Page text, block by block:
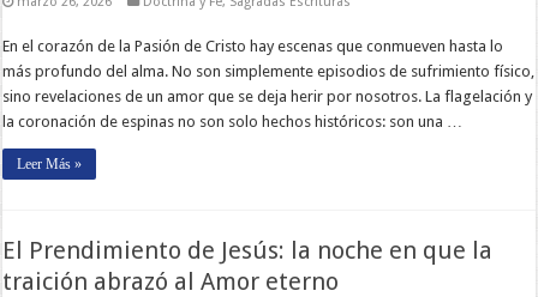
En el corazón de la Pasión de Cristo hay escenas que conmueven hasta lo
más profundo del alma. No son simplemente episodios de sufrimiento físico,
sino revelaciones de un amor que se deja herir por nosotros. La flagelación y
la coronación de espinas no son solo hechos históricos: son una …
Leer Más »
El Prendimiento de Jesús: la noche en que la
traición abrazó al Amor eterno